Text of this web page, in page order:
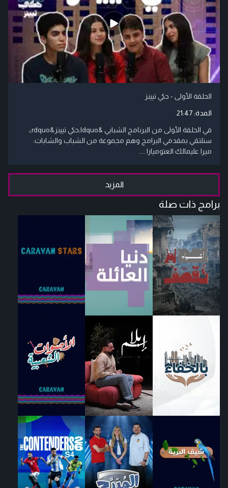
الحلقة الأولى - حكي تيينز
المدة:21:47
في الحلقة الأولى من البرنامج الشبابي &ldquo;حكي تيينز&rdquo;،
سنلتقي بمقدمي البرامج وهم مجموعة من الشباب والشابات:
ميرا عليمالك العتوميارا ....
المزيد
برامج ذات صلة